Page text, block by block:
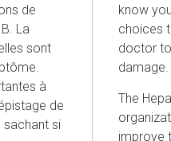
de
La
sont
à
de
sachant si
know
choices
doctor
damage.
The
improve